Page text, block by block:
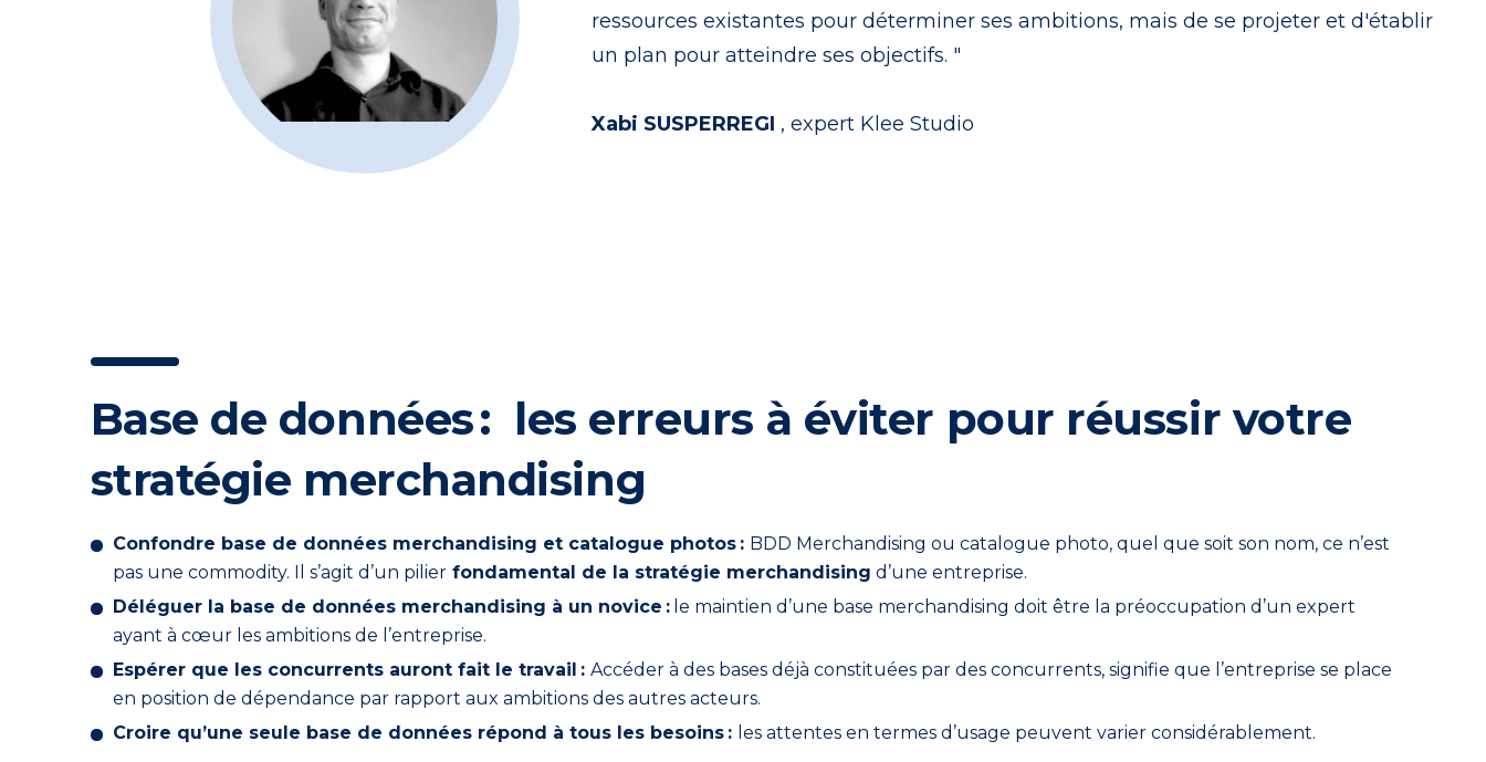
ressources existantes pour déterminer ses ambitions, mais de se projeter et d'établir
un plan pour atteindre ses objectifs. "
Xabi SUSPERREGI , expert Klee Studio
Base de données : les erreurs à éviter pour réussir votre
stratégie merchandising
Confondre base de données merchandising et catalogue photos : BDD Merchandising ou catalogue photo, quel que soit son nom, ce n’est
pas une commodity. Il s’agit d’un pilierfondamental de la stratégie merchandising d’une entreprise.
Déléguer la base de données merchandising à un novice : le maintien d’une base merchandising doit être la préoccupation d’un expert
ayant à cœur les ambitions de l’entreprise.
Espérer que les concurrents auront fait le travail : Accéder à des bases déjà constituées par des concurrents, signifie que l’entreprise se place
en position de dépendance par rapport aux ambitions des autres acteurs.
Croire qu’une seule base de données répond à tous les besoins : les attentes en termes d’usage peuvent varier considérablement.